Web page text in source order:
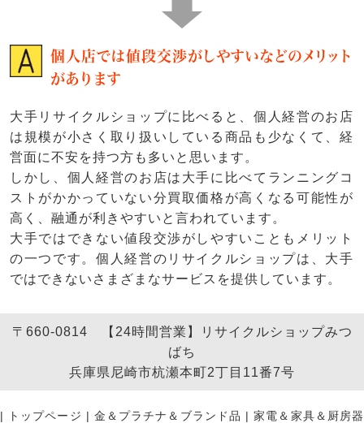
個人店では値段交渉がしやすいなどのメリット
があります
大手リサイクルショップに比べると、個人経営のお店
は規模が小さく取り扱いしている商品も少なくて、経
営面に不安を持つ方も多いと思います。
しかし、個人経営のお店は大手に比べてランニングコ
ストがかかっていない分買取価格が高くなる可能性が
高く、融通が利きやすいと言われています。
大手ではできない値段交渉がしやすいこともメリット
の一つです。個人経営のリサイクルショップは、大手
ではできないさまざまなサービスを提供しています。
〒660-0814 【24時間営業】リサイクルショップみつ
ばち
兵庫県尼崎市杭瀬本町2丁目11番7号
| トップページ | 金＆プラチナ＆ブランド品 |家電＆家具＆厨房器